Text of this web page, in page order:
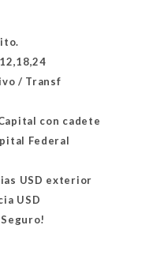
/ Transf
con cadete
Federal
USD exterior
USD